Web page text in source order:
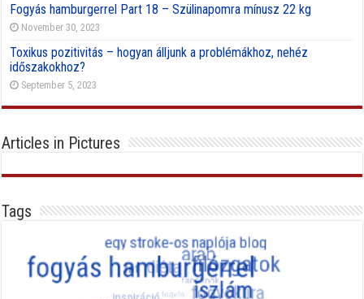
Fogyás hamburgerrel Part 18 – Szülinapomra mínusz 22 kg
November 30, 2023
Toxikus pozitivitás – hogyan álljunk a problémákhoz, nehéz
időszakokhoz?
September 5, 2023
Articles in Pictures
Tags